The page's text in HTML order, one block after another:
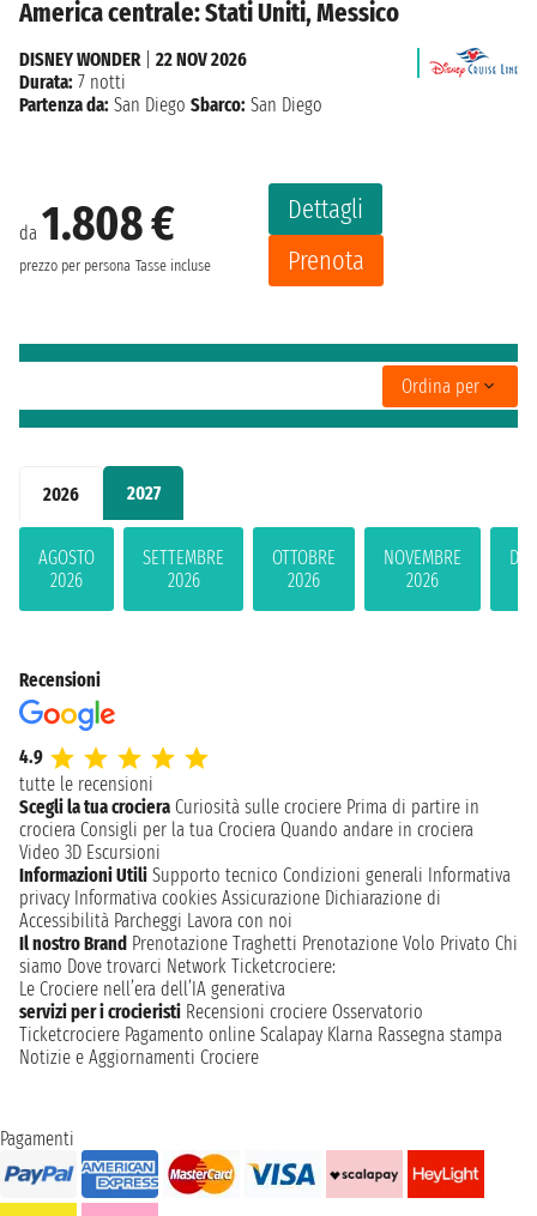
2026 2027
AGOSTO
2026
SETTEMBRE
2026
OTTOBRE
2026
NOVEMBRE
2026
America centrale: Stati Uniti, Messico
da 1.808 €
prezzo per persona Tasse incluse
Dettagli
Prenota
DISNEY WONDER| 22 NOV 2026
Durata: 7 notti
Partenza da: San Diego Sbarco: San Diego
Ordina per
Recensioni
4.9
tutte le recensioni
Scegli la tua crociera Curiosità sulle crociere Prima di partire in
crociera Consigli per la tua Crociera Quando andare in crociera
Video 3D Escursioni
Informazioni Utili Supporto tecnico Condizioni generali Informativa
privacy Informativa cookies Assicurazione Dichiarazione di
Accessibilità Parcheggi Lavora con noi
Il nostro Brand Prenotazione Traghetti Prenotazione Volo Privato Chi
siamo Dove trovarci Network Ticketcrociere:
Le Crociere nell’era dell’IA generativa
servizi per i crocieristi Recensioni crociere Osservatorio
Ticketcrociere Pagamento online Scalapay Klarna Rassegna stampa
Notizie e Aggiornamenti Crociere
Pagamenti